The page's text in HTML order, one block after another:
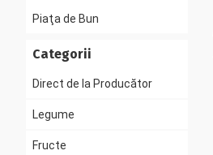
Piaţa de Bun
Categorii
Direct de la Producător
Legume
Fructe